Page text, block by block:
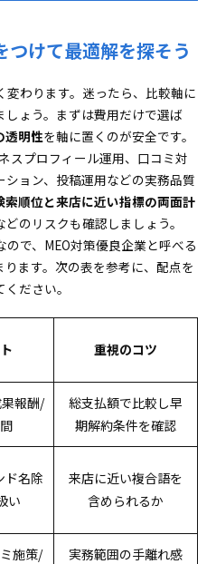
つけて最適解を探そう
変わります。迷ったら、比較軸に
ょう。まずは費用だけで選ば
透明性を軸に置くのが安全です。
スプロフィール運用、口コミ対
ョン、投稿運用などの実務品質
索順位と来店に近い指標の両面計
のリスクも確認しましょう。
で、MEO対策優良企業と呼べる
ます。次の表を参考に、配点を
ださい。
重視のコツ
報酬/
総支払額で比較し早
期解約条件を確認
ド名除
い
来店に近い複合語を
含められるか
施策/
実務範囲の手離れ感